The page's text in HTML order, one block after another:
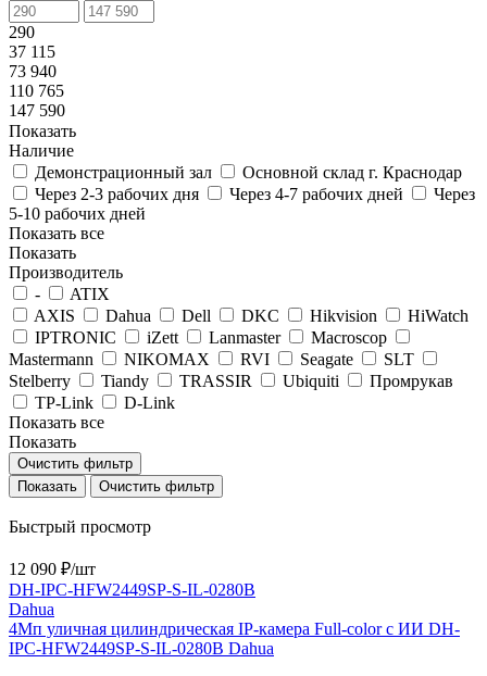
290
37 115
73 940
110 765
147 590
Показать
Наличие
Демонстрационный зал
Основной склад г. Краснодар
Через 2-3 рабочих дня
Через 4-7 рабочих дней
Через
5-10 рабочих дней
Показать все
Показать
Производитель
-
ATIX
AXIS
Dahua Dell DKC Hikvision
HiWatch
IPTRONIC
iZett Lanmaster
Macroscop
Mastermann
NIKOMAX RVI Seagate
SLT
Stelberry
Tiandy TRASSIR Ubiquiti
Промрукав
TP-Link
D-Link
Показать все
Показать
Очистить фильтр
Очистить фильтр
Быстрый просмотр
12 090 ₽/шт
DH-IPC-HFW2449SP-S-IL-0280B
Dahua
4Мп уличная цилиндрическая IP-камера Full-color с ИИ DH-
IPC-HFW2449SP-S-IL-0280B Dahua